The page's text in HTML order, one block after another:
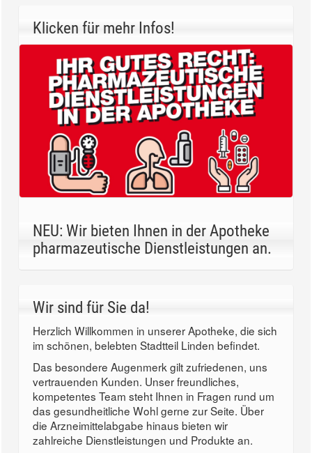
Klicken für mehr Infos!
NEU: Wir bieten Ihnen in der Apotheke
pharmazeutische Dienstleistungen an.
Wir sind für Sie da!
Herzlich Willkommen in unserer Apotheke, die sich
im schönen, belebten Stadtteil Linden befindet.
Das besondere Augenmerk gilt zufriedenen, uns
vertrauenden Kunden. Unser freundliches,
kompetentes Team steht Ihnen in Fragen rund um
das gesundheitliche Wohl gerne zur Seite. Über
die Arzneimittelabgabe hinaus bieten wir
zahlreiche Dienstleistungen und Produkte an.